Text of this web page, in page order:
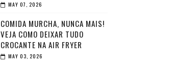
MAY 07, 2026
COMIDA MURCHA, NUNCA MAIS!
VEJA COMO DEIXAR TUDO
CROCANTE NA AIR FRYER
MAY 03, 2026